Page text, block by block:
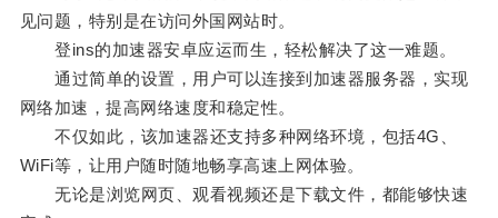
见问题，特别是在访问外国网站时。
登ins的加速器安卓应运而生，轻松解决了这一难题。
通过简单的设置，用户可以连接到加速器服务器，实现
网络加速，提高网络速度和稳定性。
不仅如此，该加速器还支持多种网络环境，包括4G、
WiFi等，让用户随时随地畅享高速上网体验。
无论是浏览网页、观看视频还是下载文件，都能够快速